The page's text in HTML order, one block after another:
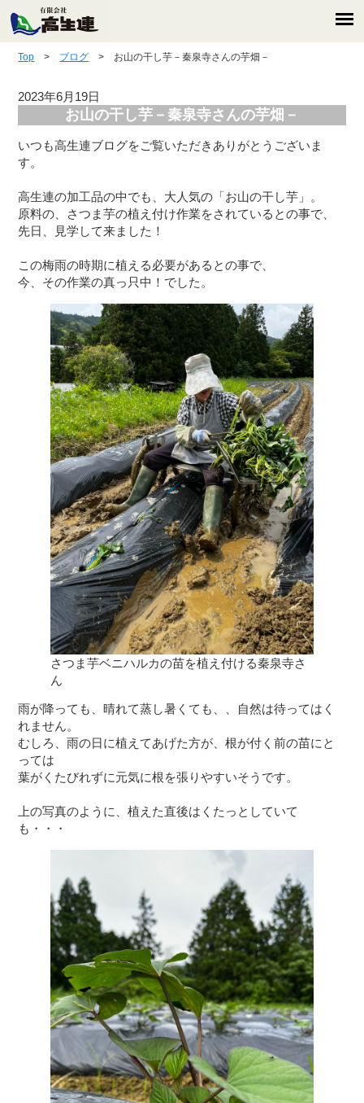
Top > ブログ > お山の干し芋－秦泉寺さんの芋畑－
2023年6月19日
お山の干し芋－秦泉寺さんの芋畑－
いつも高生連ブログをご覧いただきありがとうございま
す。
高生連の加工品の中でも、大人気の「お山の干し芋」。
原料の、さつま芋の植え付け作業をされているとの事で、
先日、見学して来ました！
この梅雨の時期に植える必要があるとの事で、
今、その作業の真っ只中！でした。
さつま芋ベニハルカの苗を植え付ける秦泉寺さ
ん
雨が降っても、晴れて蒸し暑くても、、自然は待ってはく
れません。
むしろ、雨の日に植えてあげた方が、根が付く前の苗にと
っては
葉がくたびれずに元気に根を張りやすいそうです。
上の写真のように、植えた直後はくたっとしていて
も・・・